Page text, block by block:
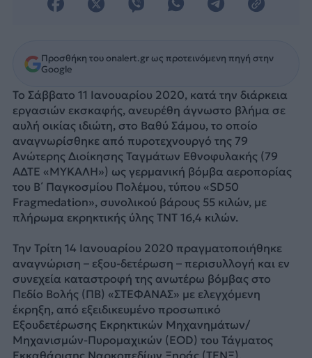
Προσθήκη του onalert.gr ως προτεινόμενη πηγή στην
Google
To Σάββατο 11 Ιανουαρίου 2020, κατά την διάρκεια
εργασιών εκσκαφής, ανευρέθη άγνωστο βλήμα σε
αυλή οικίας ιδιώτη, στο Βαθύ Σάμου, το οποίο
αναγνωρίσθηκε από πυροτεχνουργό της 79
Ανώτερης Διοίκησης Ταγμάτων Εθνοφυλακής (79
ΑΔΤΕ «ΜΥΚΑΛΗ») ως γερμανική βόμβα αεροπορίας
του B΄ Παγκοσμίου Πολέμου, τύπου «SD50
Fragmedation», συνολικού βάρους 55 κιλών, με
πλήρωμα εκρηκτικής ύλης ΤΝΤ 16,4 κιλών.
Την Τρίτη 14 Ιανουαρίου 2020 πραγματοποιήθηκε
αναγνώριση – εξου-δετέρωση – περισυλλογή και εν
συνεχεία καταστροφή της ανωτέρω βόμβας στο
Πεδίο Βολής (ΠΒ) «ΣΤΕΦΑΝΑΣ» με ελεγχόμενη
έκρηξη, από εξειδικευμένο προσωπικό
Εξουδετέρωσης Εκρηκτικών Μηχανημάτων/
Μηχανισμών-Πυρομαχικών (ΕΟD) του Τάγματος